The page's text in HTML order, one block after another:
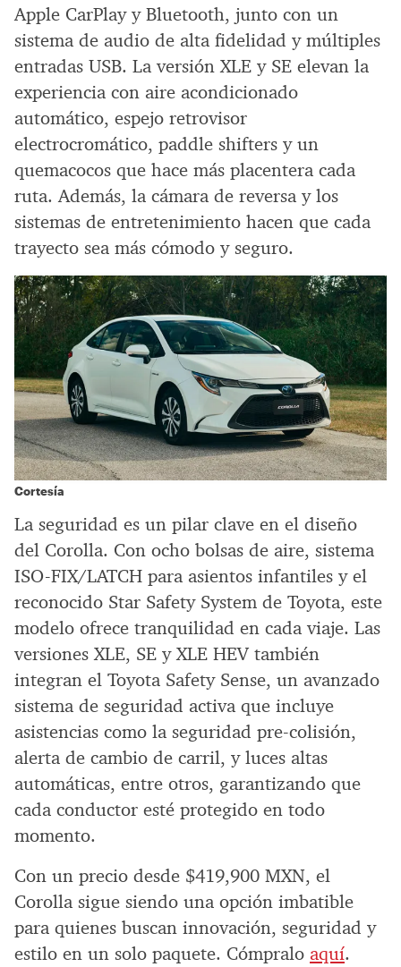
Apple CarPlay y Bluetooth, junto con un
sistema de audio de alta fidelidad y múltiples
entradas USB. La versión XLE y SE elevan la
experiencia con aire acondicionado
automático, espejo retrovisor
electrocromático, paddle shifters y un
quemacocos que hace más placentera cada
ruta. Además, la cámara de reversa y los
sistemas de entretenimiento hacen que cada
trayecto sea más cómodo y seguro.
Cortesía
La seguridad es un pilar clave en el diseño
del Corolla. Con ocho bolsas de aire, sistema
ISO-FIX/LATCH para asientos infantiles y el
reconocido Star Safety System de Toyota, este
modelo ofrece tranquilidad en cada viaje. Las
versiones XLE, SE y XLE HEV también
integran el Toyota Safety Sense, un avanzado
sistema de seguridad activa que incluye
asistencias como la seguridad pre-colisión,
alerta de cambio de carril, y luces altas
automáticas, entre otros, garantizando que
cada conductor esté protegido en todo
momento.
Con un precio desde $419,900 MXN, el
Corolla sigue siendo una opción imbatible
para quienes buscan innovación, seguridad y
estilo en un solo paquete. Cómpralo aquí.